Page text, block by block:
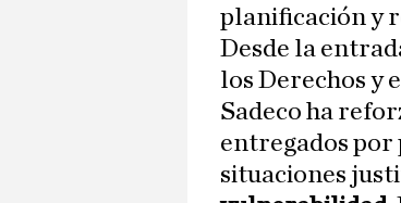
planificación y
Desde la
los Derechos y
Sadeco ha
entregados por
situaciones